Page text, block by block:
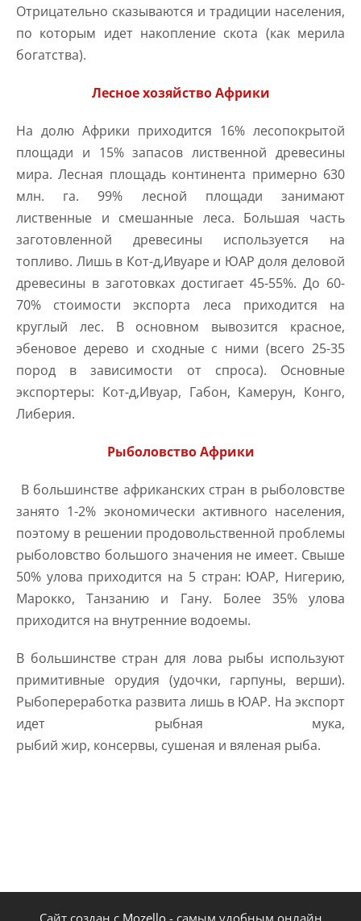
Отрицательно сказываются и традиции населения,
по которым идет накопление скота (как мерила
богатства).
Лесное хозяйство Африки
На долю Африки приходится 16% лесопокрытой
площади и 15% запасов лиственной древесины
мира. Лесная площадь континента примерно 630
млн. га. 99% лесной площади занимают
лиственные и смешанные леса. Большая часть
заготовленной древесины используется на
топливо. Лишь в Кот-д,Ивуаре и ЮАР доля деловой
древесины в заготовках достигает 45-55%. До 60-
70% стоимости экспорта леса приходится на
круглый лес. В основном вывозится красное,
эбеновое дерево и сходные с ними (всего 25-35
пород в зависимости от спроса). Основные
экспортеры: Кот-д,Ивуар, Габон, Камерун, Конго,
Либерия.
Рыболовство Африки
В большинстве африканских стран в рыболовстве
занято 1-2% экономически активного населения,
поэтому в решении продовольственной проблемы
рыболовство большого значения не имеет. Свыше
50% улова приходится на 5 стран: ЮАР, Нигерию,
Марокко, Танзанию и Гану. Более 35% улова
приходится на внутренние водоемы.
В большинстве стран для лова рыбы используют
примитивные орудия (удочки, гарпуны, верши).
Рыбопереработка развита лишь в ЮАР. На экспорт
идет рыбная мука,
рыбий жир, консервы, сушеная и вяленая рыба.